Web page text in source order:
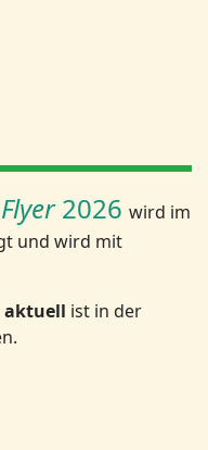
2026 wird im
und wird mit
aktuell ist in der